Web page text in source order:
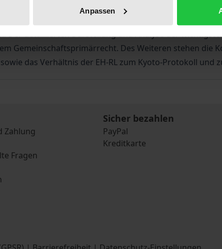
Anpassen
(EH-RL) 2003/87/EG soll als ökonomisches
leisten. Diese Arbeit umreißt eingangs
Der detaillierten Darstellung und Analyse der
Gemeinschaftsprimärrecht. Des Weiteren stehen die
das Verhältnis der EH-RL zum Kyoto-Protokoll und
Zahlung
Fragen
Sicher bezahlen
PayPal
Kreditkarte